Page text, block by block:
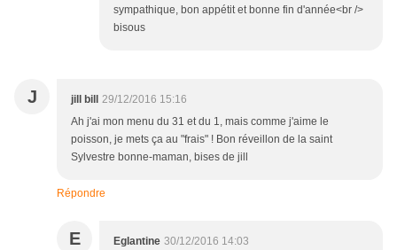
sympathique, bon appétit et bonne fin d'année<br />
bisous
J jill bill
29/12/2016 15:16
Ah j'ai mon menu du 31 et du 1, mais comme j'aime le
poisson, je mets ça au "frais" ! Bon réveillon de la saint
Sylvestre bonne-maman, bises de jill
Répondre
E Eglantine 30/12/2016 14:03